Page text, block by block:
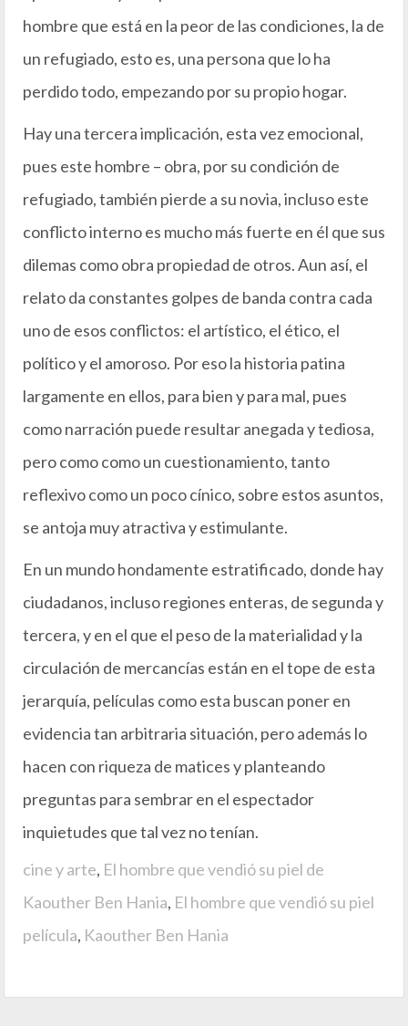
hombre que está en la peor de las condiciones, la de
un refugiado, esto es, una persona que lo ha
perdido todo, empezando por su propio hogar.
Hay una tercera implicación, esta vez emocional,
pues este hombre – obra, por su condición de
refugiado, también pierde a su novia, incluso este
conflicto interno es mucho más fuerte en él que sus
dilemas como obra propiedad de otros. Aun así, el
relato da constantes golpes de banda contra cada
uno de esos conflictos: el artístico, el ético, el
político y el amoroso. Por eso la historia patina
largamente en ellos, para bien y para mal, pues
como narración puede resultar anegada y tediosa,
pero como como un cuestionamiento, tanto
reflexivo como un poco cínico, sobre estos asuntos,
se antoja muy atractiva y estimulante.
En un mundo hondamente estratificado, donde hay
ciudadanos, incluso regiones enteras, de segunda y
tercera, y en el que el peso de la materialidad y la
circulación de mercancías están en el tope de esta
jerarquía, películas como esta buscan poner en
evidencia tan arbitraria situación, pero además lo
hacen con riqueza de matices y planteando
preguntas para sembrar en el espectador
inquietudes que tal vez no tenían.
cine y arte, El hombre que vendió su piel de
Kaouther Ben Hania, El hombre que vendió su piel
película, Kaouther Ben Hania